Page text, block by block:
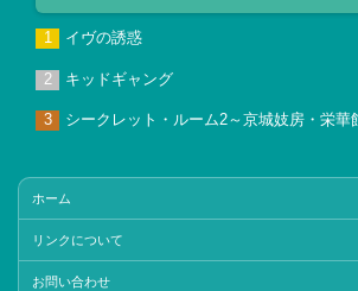
イヴの誘惑
キッドギャング
シークレット・ルーム2～京城妓房・栄華
ホーム
リンクについて
お問い合わせ